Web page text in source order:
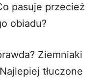
pasuje przecież
obiadu?
Ziemniaki
tłuczone